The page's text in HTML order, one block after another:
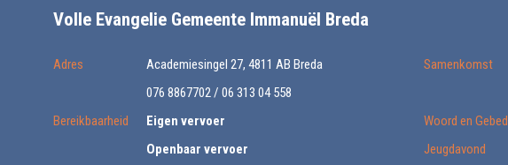
Volle Evangelie Gemeente Immanuël Breda
Adres
Academiesingel 27, 4811 AB Breda
076 8867702 / 06 313 04 558
Bereikbaarheid
Eigen vervoer
Openbaar vervoer
Samenkomst
Woord en Gebed
Jeugdavond